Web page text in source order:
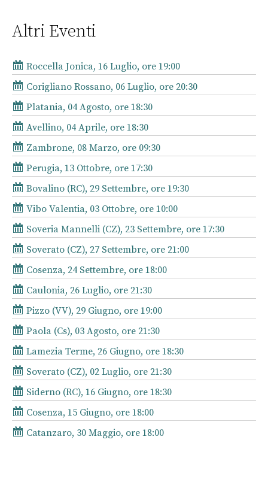
Altri Eventi
Roccella Jonica, 16 Luglio, ore 19:00
Corigliano Rossano, 06 Luglio, ore 20:30
Platania, 04 Agosto, ore 18:30
Avellino, 04 Aprile, ore 18:30
Zambrone, 08 Marzo, ore 09:30
Perugia, 13 Ottobre, ore 17:30
Bovalino (RC), 29 Settembre, ore 19:30
Vibo Valentia, 03 Ottobre, ore 10:00
Soveria Mannelli (CZ), 23 Settembre, ore 17:30
Soverato (CZ), 27 Settembre, ore 21:00
Cosenza, 24 Settembre, ore 18:00
Caulonia, 26 Luglio, ore 21:30
Pizzo (VV), 29 Giugno, ore 19:00
Paola (Cs), 03 Agosto, ore 21:30
Lamezia Terme, 26 Giugno, ore 18:30
Soverato (CZ), 02 Luglio, ore 21:30
Siderno (RC), 16 Giugno, ore 18:30
Cosenza, 15 Giugno, ore 18:00
Catanzaro, 30 Maggio, ore 18:00